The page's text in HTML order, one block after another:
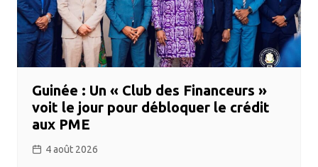
Guinée : Un « Club des Financeurs »
voit le jour pour débloquer le crédit
aux PME
4 août 2026